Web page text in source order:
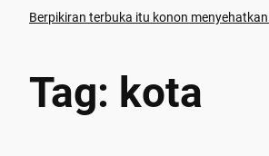
Berpikiran terbuka itu konon
Tag: kota